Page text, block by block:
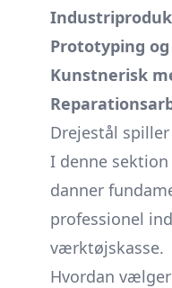
Prototyping
Kunstnerisk
Drejestål
I denne
danner
professionel
værktøjskasse.
Hvordan